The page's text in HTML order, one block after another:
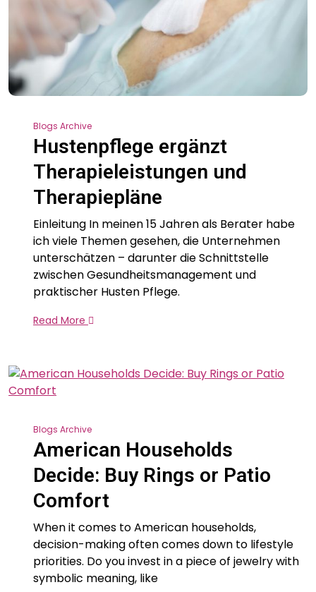
Blogs Archive
Hustenpflege ergänzt
Therapieleistungen und
Therapiepläne
Einleitung In meinen 15 Jahren als Berater habe
ich viele Themen gesehen, die Unternehmen
unterschätzen – darunter die Schnittstelle
zwischen Gesundheitsmanagement und
praktischer Husten Pflege.
Read More
Blogs Archive
American Households
Decide: Buy Rings or Patio
Comfort
When it comes to American households,
decision-making often comes down to lifestyle
priorities. Do you invest in a piece of jewelry with
symbolic meaning, like